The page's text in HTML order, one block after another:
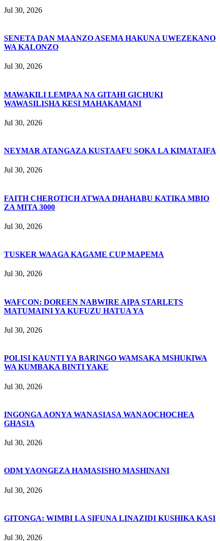
Jul 30, 2026
SENETA DAN MAANZO ASEMA HAKUNA UWEZEKANO
WA KALONZO
Jul 30, 2026
MAWAKILI LEMPAA NA GITAHI GICHUKI
WAWASILISHA KESI MAHAKAMANI
Jul 30, 2026
NEYMAR ATANGAZA KUSTAAFU SOKA LA KIMATAIFA
Jul 30, 2026
FAITH CHEROTICH ATWAA DHAHABU KATIKA MBIO
ZA MITA 3000
Jul 30, 2026
TUSKER WAAGA KAGAME CUP MAPEMA
Jul 30, 2026
WAFCON: DOREEN NABWIRE AIPA STARLETS
MATUMAINI YA KUFUZU HATUA YA
Jul 30, 2026
POLISI KAUNTI YA BARINGO WAMSAKA MSHUKIWA
WA KUMBAKA BINTI YAKE
Jul 30, 2026
INGONGA AONYA WANASIASA WANAOCHOCHEA
GHASIA
Jul 30, 2026
ODM YAONGEZA HAMASISHO MASHINANI
Jul 30, 2026
GITONGA: WIMBI LA SIFUNA LINAZIDI KUSHIKA KASI
Jul 30, 2026